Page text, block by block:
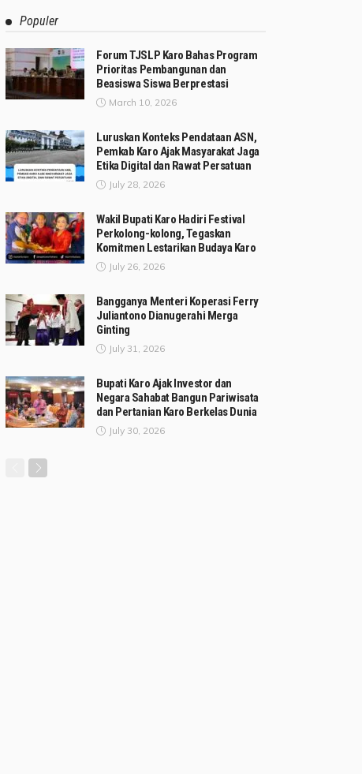
Populer
Forum TJSLP Karo Bahas Program
Prioritas Pembangunan dan
Beasiswa Siswa Berprestasi
March 10, 2026
Luruskan Konteks Pendataan ASN,
Pemkab Karo Ajak Masyarakat Jaga
Etika Digital dan Rawat Persatuan
July 28, 2026
Wakil Bupati Karo Hadiri Festival
Perkolong-kolong, Tegaskan
Komitmen Lestarikan Budaya Karo
July 26, 2026
Bangganya Menteri Koperasi Ferry
Juliantono Dianugerahi Merga
Ginting
July 31, 2026
Bupati Karo Ajak Investor dan
Negara Sahabat Bangun Pariwisata
dan Pertanian Karo Berkelas Dunia
July 30, 2026